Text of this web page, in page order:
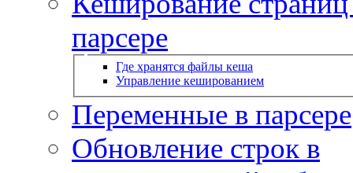
парсере
Где хранятся файлы кеша
Управление кешированием
Переменные в парсере
Обновление строк в